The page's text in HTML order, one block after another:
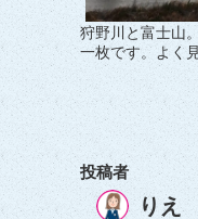
狩野川と富士山
一枚です。よく
投稿者
りえ